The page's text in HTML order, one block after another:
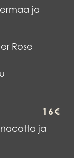
ja
Rose
16€
ja